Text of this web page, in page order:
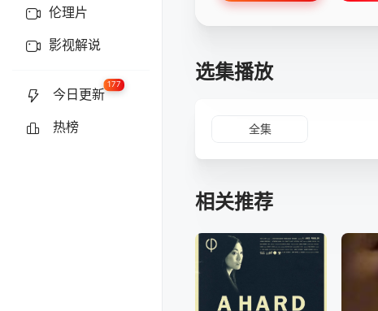
伦理片
影视解说
今日更新
177
热榜
选集播放
全集
相关推荐